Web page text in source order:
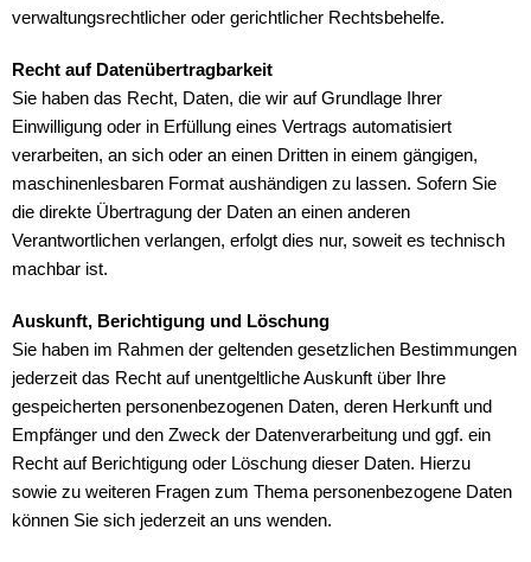
verwaltungsrechtlicher oder gerichtlicher Rechtsbehelfe.
Recht auf Datenübertragbarkeit
Sie haben das Recht, Daten, die wir auf Grundlage Ihrer
Einwilligung oder in Erfüllung eines Vertrags automatisiert
verarbeiten, an sich oder an einen Dritten in einem gängigen,
maschinenlesbaren Format aushändigen zu lassen. Sofern Sie
die direkte Übertragung der Daten an einen anderen
Verantwortlichen verlangen, erfolgt dies nur, soweit es technisch
machbar ist.
Auskunft, Berichtigung und Löschung
Sie haben im Rahmen der geltenden gesetzlichen Bestimmungen
jederzeit das Recht auf unentgeltliche Auskunft über Ihre
gespeicherten personenbezogenen Daten, deren Herkunft und
Empfänger und den Zweck der Datenverarbeitung und ggf. ein
Recht auf Berichtigung oder Löschung dieser Daten. Hierzu
sowie zu weiteren Fragen zum Thema personenbezogene Daten
können Sie sich jederzeit an uns wenden.